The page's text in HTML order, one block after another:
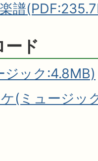
譜
ード
ジック:4.8MB)
(ミュージッ